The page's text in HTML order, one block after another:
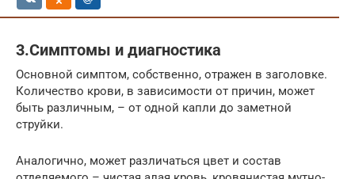
3.Симптомы и диагностика
Основной симптом, собственно, отражен в заголовке.
Количество крови, в зависимости от причин, может
быть различным, – от одной капли до заметной
струйки.
Аналогично, может различаться цвет и состав